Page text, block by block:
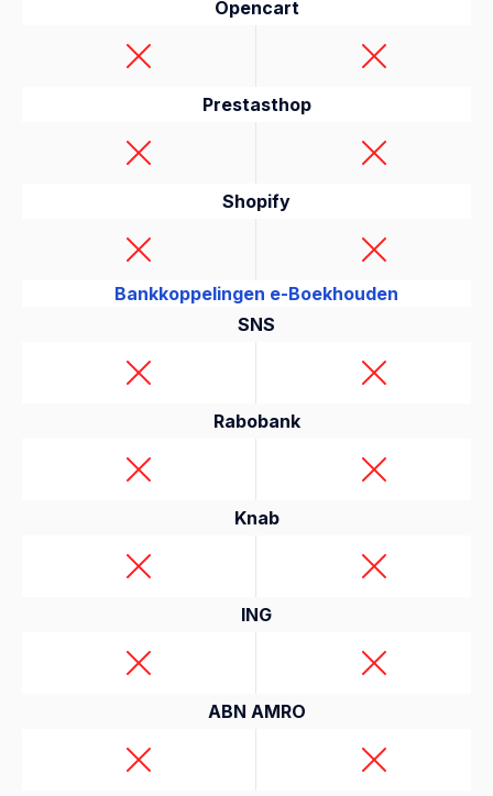
Opencart
Prestasthop
Shopify
Bankkoppelingen e-Boekhouden
SNS
Rabobank
Knab
ING
ABN AMRO